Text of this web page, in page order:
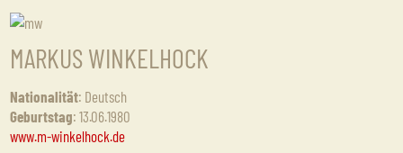
MARKUS WINKELHOCK
Nationalität: Deutsch
Geburtstag: 13.06.1980
www.m-winkelhock.de